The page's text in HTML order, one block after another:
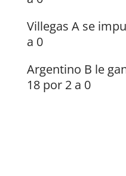
Villegas A se
a 0
Argentino B le
18 por 2 a 0